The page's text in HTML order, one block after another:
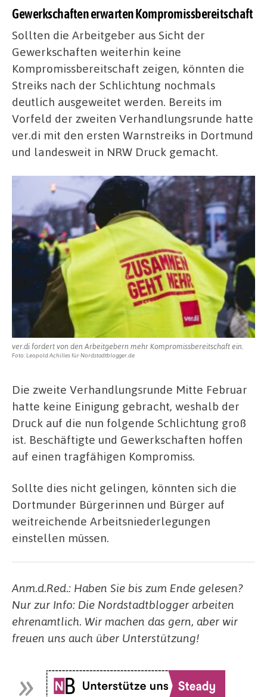
Gewerkschaften erwarten Kompromissbereitschaft
Sollten die Arbeitgeber aus Sicht der
Gewerkschaften weiterhin keine
Kompromissbereitschaft zeigen, könnten die
Streiks nach der Schlichtung nochmals
deutlich ausgeweitet werden. Bereits im
Vorfeld der zweiten Verhandlungsrunde hatte
ver.di mit den ersten Warnstreiks in Dortmund
und landesweit in NRW Druck gemacht.
ver.di fordert von den Arbeitgebern mehr Kompromissbereitschaft ein.
Foto: Leopold Achilles für Nordstadtblogger.de
Die zweite Verhandlungsrunde Mitte Februar
hatte keine Einigung gebracht, weshalb der
Druck auf die nun folgende Schlichtung groß
ist. Beschäftigte und Gewerkschaften hoffen
auf einen tragfähigen Kompromiss.
Sollte dies nicht gelingen, könnten sich die
Dortmunder Bürgerinnen und Bürger auf
weitreichende Arbeitsniederlegungen
einstellen müssen.
Anm.d.Red.: Haben Sie bis zum Ende gelesen?
Nur zur Info: Die Nordstadtblogger arbeiten
ehrenamtlich. Wir machen das gern, aber wir
freuen uns auch über Unterstützung!